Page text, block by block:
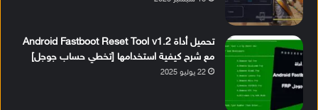
تحميل أداة Android Fastboot Reset Tool v1.2
مع شرح كيفية استخدامها [تخطي حساب جوجل]
22 يوليو 2025